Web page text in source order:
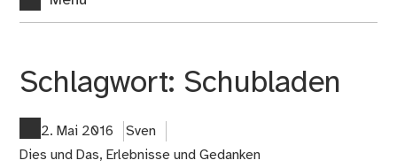
Schlagwort: Schubladen
2. Mai 2016
Sven
Dies und Das, Erlebnisse und Gedanken